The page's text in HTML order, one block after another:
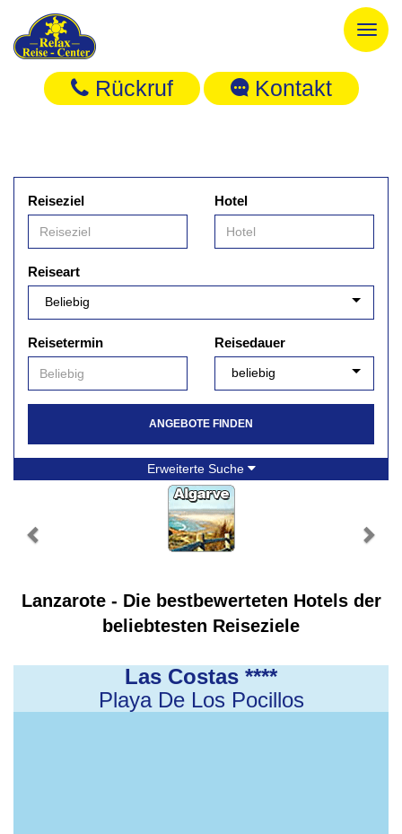
Toggle
Rückruf Kontakt
Reiseziel Hotel
Reiseart
Reisetermin Reisedauer
ANGEBOTE FINDEN
Erweiterte Suche
Lanzarote - Die bestbewerteten Hotels der
beliebtesten Reiseziele
Las Costas ****
Playa De Los Pocillos